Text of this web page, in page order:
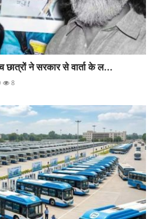
ने सरकार से वार्ता के ल...
8